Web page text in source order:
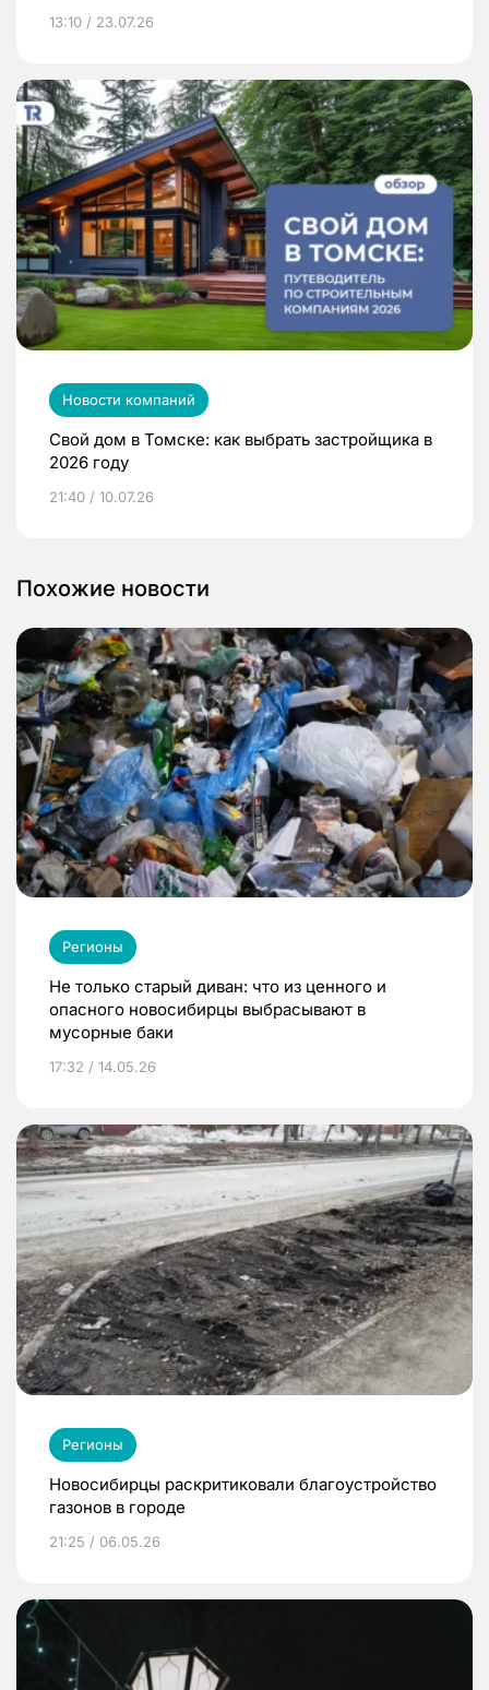
13:10 / 23.07.26
Новости компаний
Свой дом в Томске: как выбрать застройщика в
2026 году
21:40 / 10.07.26
Похожие новости
Регионы
Не только старый диван: что из ценного и
опасного новосибирцы выбрасывают в
мусорные баки
17:32 / 14.05.26
Регионы
Новосибирцы раскритиковали благоустройство
газонов в городе
21:25 / 06.05.26